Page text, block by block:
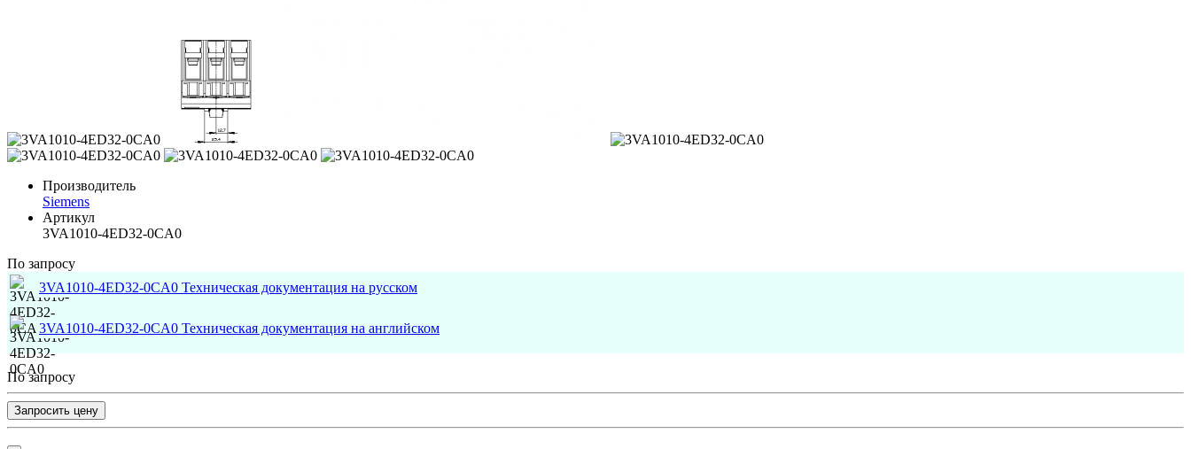
Производитель
Siemens
Артикул
3VA1010-4ED32-0CA0
По запросу
3VA1010-4ED32-0CA0 Техническая документация на русском
3VA1010-4ED32-0CA0 Техническая документация на английском
По запросу
Запросить цену